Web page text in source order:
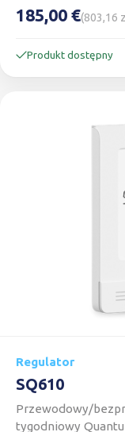
185,00 €(803,16
Produkt dostępny
Regulator
SQ610
Przewodowy/
tygodniowy